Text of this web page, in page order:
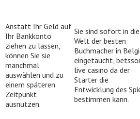
Anstatt Ihr Geld auf
Ihr Bankkonto
ziehen zu lassen,
können Sie sie
manchmal
auswählen und zu
einem späteren
Zeitpunkt
ausnutzen.
Sie sind sofort in die
Welt der besten
Buchmacher in
eingetaucht,
live casino da der
Starter die
Entwicklung des
bestimmen kann.